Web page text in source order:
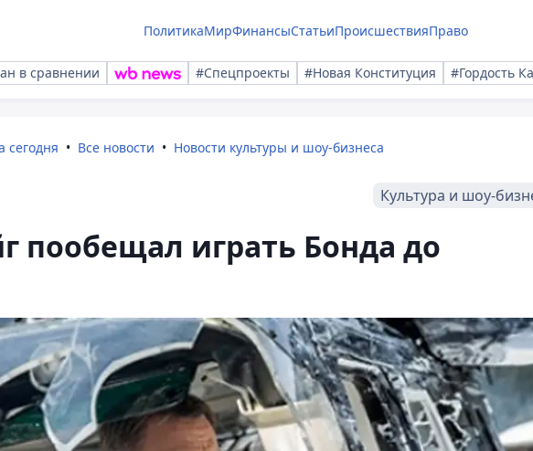
ПолитикаМирФинансыСтатьиПроисшествияПраво
в сравнении #Спецпроекты #Новая Конституция #Гордость
сегодня Все новости Новости культуры и шоу-бизнеса
Культура и шоу-
пообещал играть Бонда до